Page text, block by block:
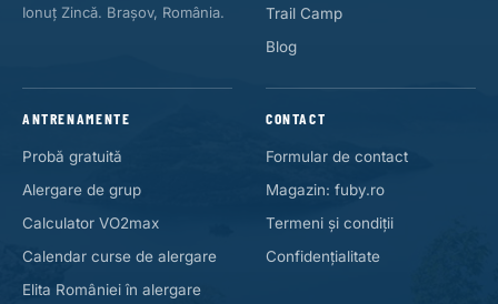
Ionuț Zincă. Brașov, România.
Trail Camp
Blog
ANTRENAMENTE
Probă gratuită
Alergare de grup
Calculator VO2max
Calendar curse de alergare
Elita României în alergare
CONTACT
Formular de contact
Magazin: fuby.ro
Termeni și condiții
Confidențialitate